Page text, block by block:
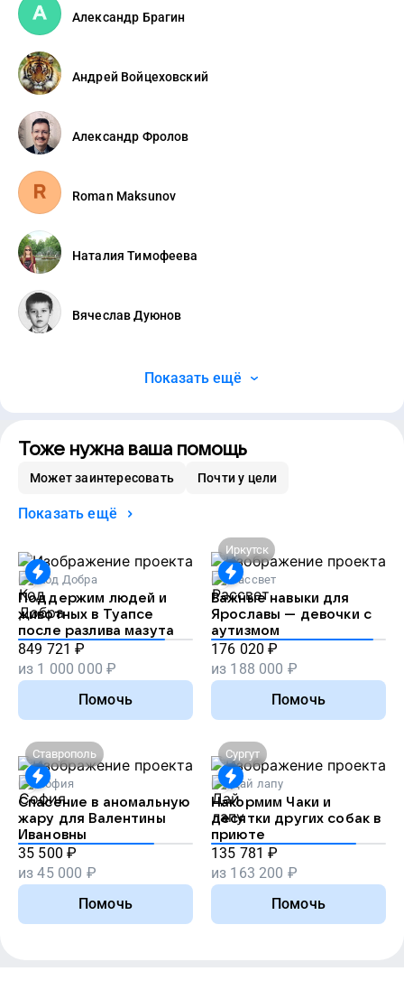
Александр Брагин
Андрей Войцеховский
Александр Фролов
Roman Maksunov
Наталия Тимофеева
Вячеслав Дуюнов
Показать ещё
Тоже нужна ваша помощь
Может заинтересовать Почти у цели
Показать ещё
Код Добра
Поддержим людей и
животных в Туапсе
после разлива мазута
849 721 ₽
из 1 000 000 ₽
Помочь
Иркутск
Рассвет
Важные навыки для
Ярославы — девочки с
аутизмом
176 020 ₽
из 188 000 ₽
Помочь
Ставрополь
София
Спасение в аномальную
жару для Валентины
Ивановны
35 500 ₽
из45 000 ₽
Помочь
Сургут
Дай лапу
Накормим Чаки и
десятки других собак в
приюте
135 781 ₽
из 163 200 ₽
Помочь